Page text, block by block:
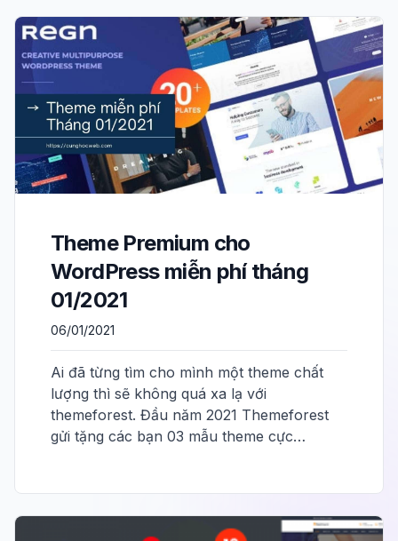
Theme Premium cho
WordPress miễn phí tháng
01/2021
06/01/2021
Ai đã từng tìm cho mình một theme chất
lượng thì sẽ không quá xa lạ với
themeforest. Đầu năm 2021 Themeforest
gửi tặng các bạn 03 mẫu theme cực…